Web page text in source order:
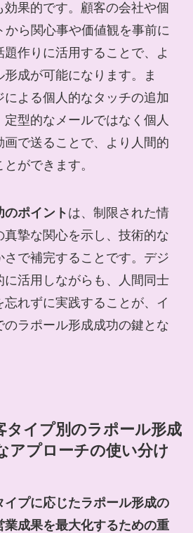
果的です。顧客の会社や個
から関心事や価値観を事前に
作りに活用することで、よ
形成が可能になります。ま
よる個人的なタッチの追加
定型的なメールではなく個人
画で送ることで、より人間的
ができます。
ポイント は、制限された情
摯な関心を示し、技術的な
で補完することです。デジ
に活用しながらも、人間同士
れずに実践することが、イ
のラポール形成成功の鍵とな
タイプ別のラポール形成
アプローチの使い分け
プに応じたラポール形成の
業成果を最大化するための重